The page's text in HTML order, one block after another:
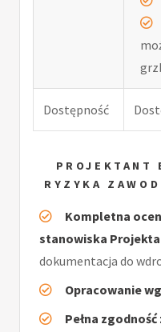
Dostępność
RYZYKA
Kompletna
stanowiska
dokumentacja do
Opracowanie
Pełna